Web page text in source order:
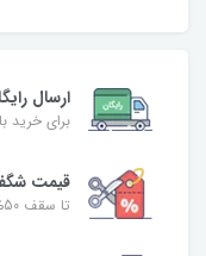
ارسال
برای خرید بالای
قیمت
تا سقف 50% تخفیف